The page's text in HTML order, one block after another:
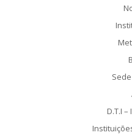
D.T.I